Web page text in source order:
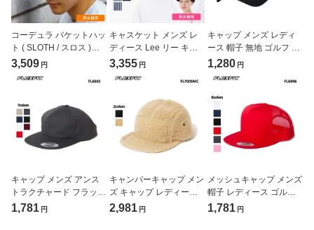
コーデュラ バケットハッ
ト ( SLOTH / スロス )
ST5103
3,509 円
キャスケット メンズ レ
ディース Lee リー キャ
ップ 帽子 飲食店 ユニフ
デニム おしゃれ ( Lee /
リーワークウェア)
LCA99001
3,355 円
キャップ メンズ レディ
ース 帽子 無地 ゴルフ コ
ットンキャップ スナップ
ツ ( TRUSS / トラス )
CKC-361
1,280 円
キャップ メンズ アンス
トラクチャード フラット
バイザー ゴルフ スナッ
1,781 円
キャンパーキャップ メン
ズ キャップ レディース
ボア 帽子 カジュアル ジ
2,981 円
メッシュキャップ メンズ
帽子 レディース ゴルフ
ベースボールキャップ フ
1,781 円